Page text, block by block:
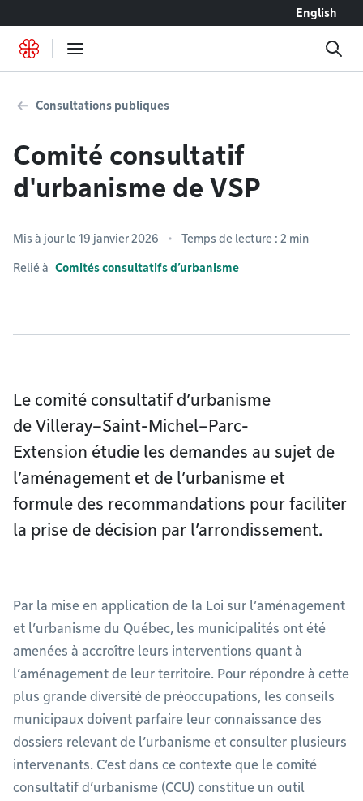
English
Consultations publiques
Comité consultatif
d'urbanisme de VSP
Mis à jour le 19 janvier 2026 Temps de lecture : 2 min
Relié à Comités consultatifs d’urbanisme
Le comité consultatif d’urbanisme
de Villeray–Saint-Michel–Parc-
Extension étudie les demandes au sujet de
l’aménagement et de l’urbanisme et
formule des recommandations pour faciliter
la prise de décision par l’arrondissement.
Par la mise en application de la Loi sur l’aménagement
et l’urbanisme du Québec, les municipalités ont été
amenées à accroître leurs interventions quant à
l’aménagement de leur territoire. Pour répondre à cette
plus grande diversité de préoccupations, les conseils
municipaux doivent parfaire leur connaissance des
dossiers relevant de l’urbanisme et consulter plusieurs
intervenants. C’est dans ce contexte que le comité
consultatif d’urbanisme (CCU) constitue un outil